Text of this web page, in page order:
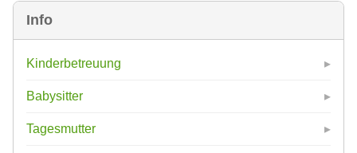
Info
Kinderbetreuung
Babysitter
Tagesmutter